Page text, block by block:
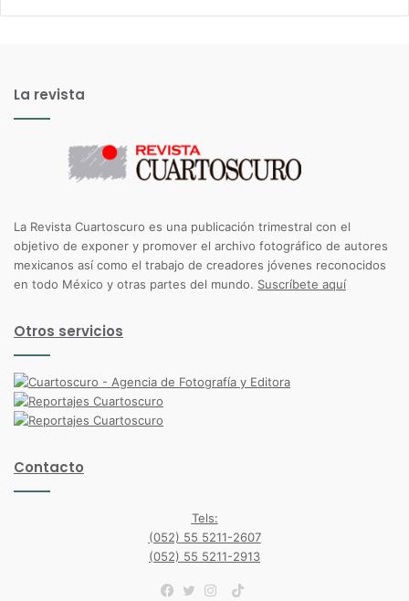
La revista
La Revista Cuartoscuro es una publicación trimestral con el
objetivo de exponer y promover el archivo fotográfico de autores
mexicanos así como el trabajo de creadores jóvenes reconocidos
en todo México y otras partes del mundo. Suscríbete aquí
Otros servicios
Contacto
Tels:
(052) 55 5211-2607
(052) 55 5211-2913
TikTok